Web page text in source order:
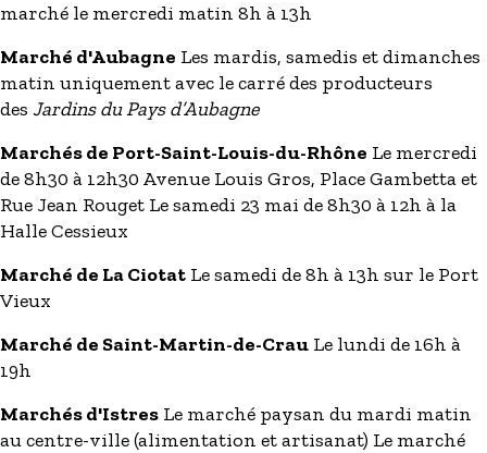
marché le mercredi matin 8h à 13h
Marché d'Aubagne Les mardis, samedis et dimanches
matin uniquement avec le carré des producteurs
des Jardins du Pays d’Aubagne
Marchés de Port-Saint-Louis-du-Rhône Le mercredi
de 8h30 à 12h30 Avenue Louis Gros, Place Gambetta et
Rue Jean Rouget Le samedi 23 mai de 8h30 à 12h à la
Halle Cessieux
Marché de La Ciotat Le samedi de 8h à 13h sur le Port
Vieux
Marché de Saint-Martin-de-Crau Le lundi de 16h à
19h
Marchés d'Istres Le marché paysan du mardi matin
au centre-ville (alimentation et artisanat) Le marché